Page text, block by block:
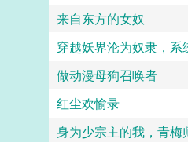
来自东方的女奴
穿越妖界沦为奴隶，系
做动漫母狗召唤者
红尘欢愉录